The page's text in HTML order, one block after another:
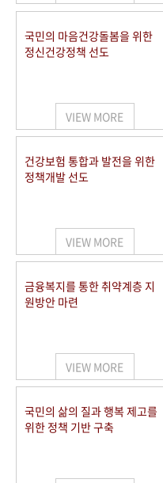
국민의 마음건강돌봄을 위한
정신건강정책 선도
VIEW MORE
건강보험 통합과 발전을 위한
정책개발 선도
VIEW MORE
금융복지를 통한 취약계층 지
원방안 마련
VIEW MORE
국민의 삶의 질과 행복 제고를
위한 정책 기반 구축